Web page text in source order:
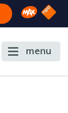
Omroep
NPO
menu